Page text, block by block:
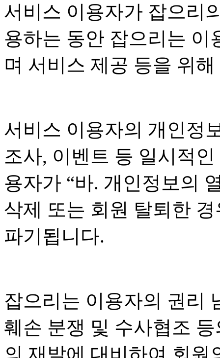
서비스 이용자가 잡으리
용하는 동안 잡으리는 이
며 서비스 제공 등을 위
서비스 이용자의 개인정
조사, 이벤트 등 일시적
용자가 “바. 개인정보의
삭제 또는 회원 탈퇴한
파기됩니다.
잡으리는 이용자의 권리
훼손 분쟁 및 수사협조
의 재발에 대비하여 회원